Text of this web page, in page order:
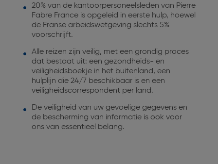
20% van de kantoorpersoneelsleden van Pierre
Fabre France is opgeleid in eerste hulp, hoewel
de Franse arbeidswetgeving slechts 5%
voorschrijft.
Alle reizen zijn veilig, met een grondig proces
dat bestaat uit: een gezondheids- en
veiligheidsboekje in het buitenland, een
hulplijn die 24/7 beschikbaar is en een
veiligheidscorrespondent per land.
De veiligheid van uw gevoelige gegevens en
de bescherming van informatie is ook voor
ons van essentieel belang.